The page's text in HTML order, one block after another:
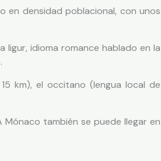
en densidad poblacional, con unos
ligur, idioma romance hablado en la
km), el occitano (lengua local de
también se puede llegar en